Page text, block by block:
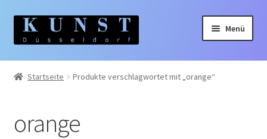
Zur
Navigation
Zum
Inhalt
Menü
Home
Künstler:innen
Startseite Produkte verschlagwortet mit „orange“
orange